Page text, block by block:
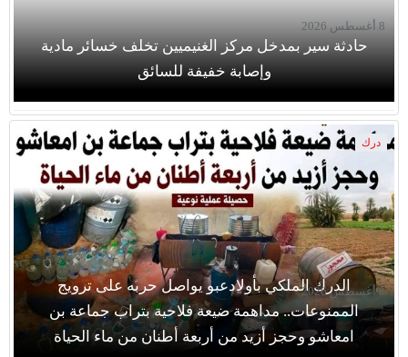
حادثة سير بمدخل مركز الغنيميين تخلف خسائر مادية
وإصابة خفيفة للسائق
8 أغسطس 2026
درك
الدرك الملكي بأولادعبو يواصل حربه على ترويج
الممنوعات.. مداهمة ضيعة فلاحية بتراب جماعة بن
امعاشو وحجز أزيد من أربعة أطنان من ماء الحياة
8 أغسطس 2026